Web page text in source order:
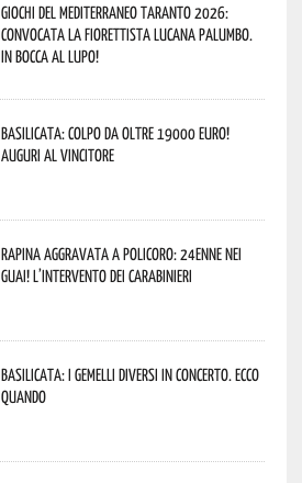
Giochi del Mediterraneo Taranto 2026:
convocata la fiorettista lucana Palumbo.
In bocca al lupo!
Basilicata: colpo da oltre 19000 Euro!
Auguri al vincitore
Rapina aggravata a Policoro: 24enne nei
guai! L’intervento dei Carabinieri
Basilicata: i Gemelli DiVersi in concerto. Ecco
quando